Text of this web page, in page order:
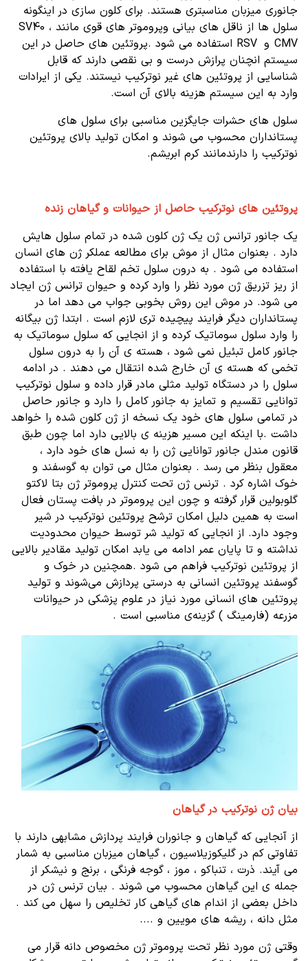
جانوری میزبان مناسبتری هستند. برای کلون سازی در اینگونه
سلول ها از ناقل های بیانی وپروموتر های قوی مانند SV40 ،
CMV و RSV استفاده می شود .پروتئین های حاصل در این
سیستم انچنان پرازش درست و بی نقصی دارند که قابل
شناسایی از پروتئین های غیر نوترکیب نیستند. یکی از ایرادات
وارد به این سیستم هزینه بالای آن است.
سلول های حشرات جایگزین مناسبی برای سلول های
پستانداران محسوب می شوند و امکان تولید بالای پروتئین
نوترکیب را دارندمانند کرم ابریشم.
پروتئین های نوترکیب حاصل از حیوانات و گیاهان زنده
یک جانور ترانس ژن یک ژن کلون شده در تمام سلول هایش
دارد . بعنوان مثال از موش برای مطالعه عملکر ژن های انسان
استفاده می شود . به درون سلول تخم لقاح یافته با استفاده
از ریز تزریق ژن مورد نظر را وارد کرده و حیوان ترانس ژن ایجاد
می شود. در موش این روش بخوبی جواب می دهد اما در
پستانداران دیگر فرایند پیچیده تری لازم است . ابتدا ژن بیگانه
را وارد سلول سوماتیک کرده و از انجایی که سلول سوماتیک به
جانور کامل تبئیل نمی شود ، هسته ی آن را به درون سلول
تخمی که هسته ی آن خارج شده انتقال می دهند . در ادامه
سلول را در دستگاه تولید مثلی مادر قرار داده و سلول نوترکیب
توانایی تقسیم و تمایز به جانور کامل را دارد و جانور حاصل
در تمامی سلول های خود یک نسخه از ژن کلون شده را خواهد
داشت .با اینکه این مسیر هزینه ی بالایی دارد اما چون طبق
قانون مندل جانور توانایی ژن را به نسل های خود دارد ،
معقول بنظر می رسد . بعنوان مثال می توان به گوسفند و
خوک اشاره کرد . ترنس ژن تحت کنترل پروموتر ژن بتا لاکتو
گلوبولین قرار گرفته و چون این پروموتر در بافت پستان فعال
است به همین دلیل امکان ترشح پروتئین نوترکیب در شیر
وجود دارد. از انجایی که تولید شر توسط حیوان محدودیت
نداشته و تا پایان عمر ادامه می یابد امکان تولید مقادیر بالایی
از پروتئین نوترکیب فراهم می شود .همچنین در خوک و
گوسفند پروتئین انسانی به درستی پردازش می‌شوند و تولید
پروتئین های انسانی مورد نیاز در علوم پزشکی در حیوانات
مزرعه (فارمینگ ) گزینه‌ی مناسبی است .
بیان ژن نوترکیب در گیاهان
از آنجایی که گیاهان و جانوران فرایند پردازش مشابهی دارند با
تفاوتی کم در گلیکوزیلاسیون ، گیاهان میزبان مناسبی به شمار
می آیند. ذرت ، تنباکو ، موز ، گوجه فرنگی ، برنج و نیشکر از
جمله ی این گیاهان محسوب می شوند . بیان ترنس ژن در
داخل بعضی از اندام های گیاهی کار تخلیص را سهل می کند .
مثل دانه ، ریشه های مویین و ....
وقتی ژن مورد نظر تحت پروموتر ژن مخصوص دانه قرار می